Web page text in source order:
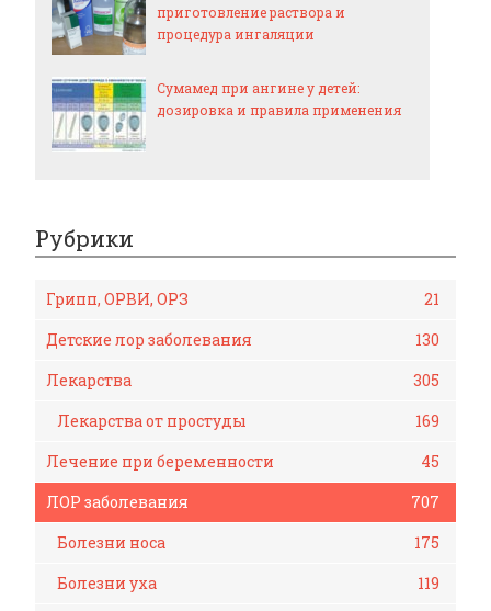
приготовление раствора и
процедура ингаляции
Сумамед при ангине у детей:
дозировка и правила применения
Рубрики
Грипп, ОРВИ, ОРЗ
21
Детские лор заболевания
130
Лекарства
305
Лекарства от простуды
169
Лечение при беременности
45
ЛОР заболевания
707
Болезни носа
175
Болезни уха
119